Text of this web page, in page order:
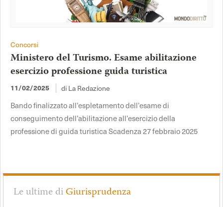
Concorsi
Ministero del Turismo. Esame abilitazione
esercizio professione guida turistica
11/02/2025 di La Redazione
Bando finalizzato all’espletamento dell’esame di
conseguimento dell’abilitazione all’esercizio della
professione di guida turistica Scadenza 27 febbraio 2025
Le ultime diGiurisprudenza